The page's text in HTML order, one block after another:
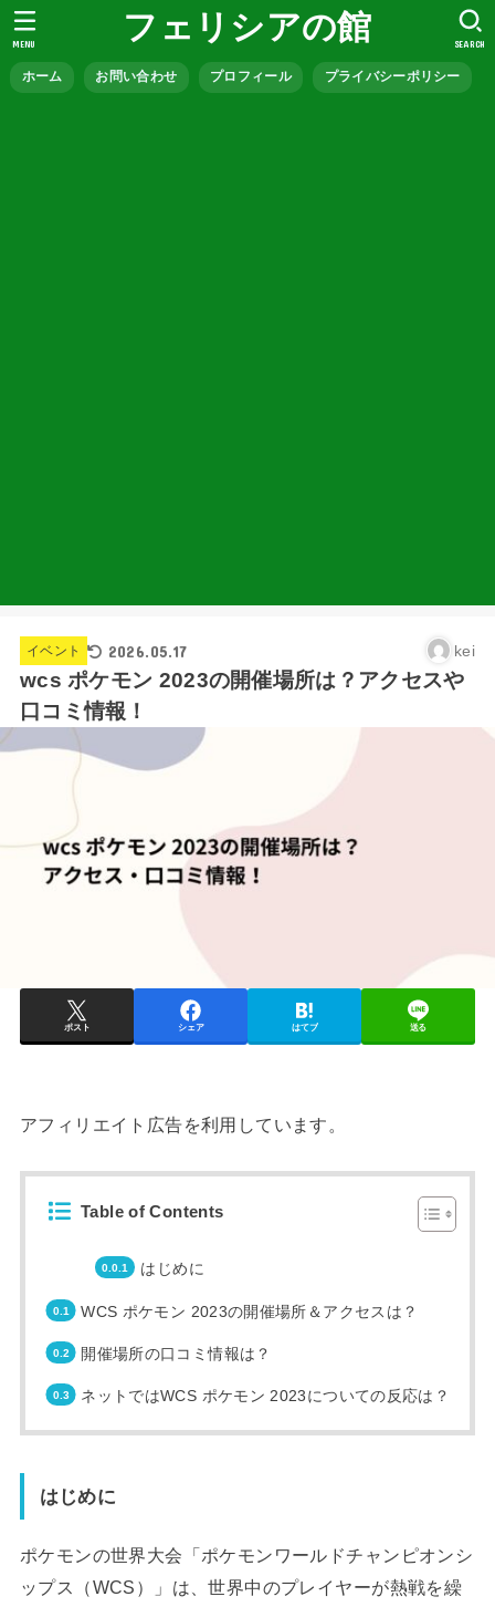
フェリシアの館
ホーム お問い合わせ プロフィール プライバシーポリシー
SEARCH
MENU
イベント 2026.05.17 kei
wcs ポケモン 2023の開催場所は？アクセスや
口コミ情報！
ポスト シェア はてブ 送る
アフィリエイト広告を利用しています。
Table of Contents
はじめに
WCS ポケモン 2023の開催場所＆アクセスは？
開催場所の口コミ情報は？
ネットではWCS ポケモン 2023についての反応は？
はじめに
ポケモンの世界大会「ポケモンワールドチャンピオンシ
ップス（WCS）」は、世界中のプレイヤーが熱戦を繰